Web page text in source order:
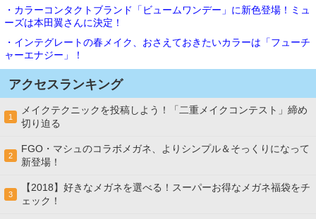
・カラーコンタクトブランド「ビュームワンデー」に新色登場！ミュ
ーズは本田翼さんに決定！
・インテグレートの春メイク、おさえておきたいカラーは「フューチ
ャーエナジー」！
アクセスランキング
1
メイクテクニックを投稿しよう！「二重メイクコンテスト」締め
切り迫る
2
FGO・マシュのコラボメガネ、よりシンプル＆そっくりになって
新登場！
3
【2018】好きなメガネを選べる！スーパーお得なメガネ福袋をチ
ェック！